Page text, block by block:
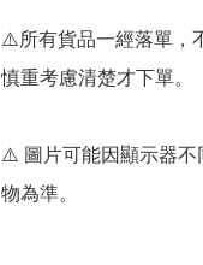
⚠️所有貨品一經落單，
慎重考慮清楚才下單。
⚠️ 圖片可能因顯示器不
物為準。